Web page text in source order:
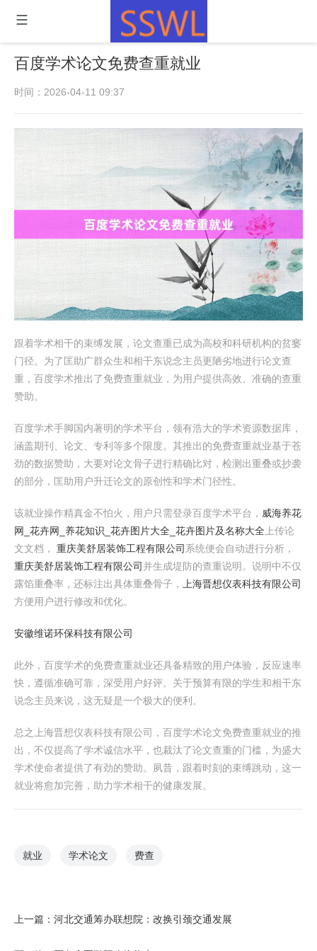
百度学术论文免费查重就业
时间：2026-04-11 09:37
跟着学术相干的束缚发展，论文查重已成为高校和科研机构的贫窭
门径。为了匡助广群众生和相干东说念主员更陋劣地进行论文查
重，百度学术推出了免费查重就业，为用户提供高效、准确的查重
赞助。
百度学术手脚国内著明的学术平台，领有浩大的学术资源数据库，
涵盖期刊、论文、专利等多个限度。其推出的免费查重就业基于苍
劲的数据赞助，大要对论文骨子进行精确比对，检测出重叠或抄袭
的部分，匡助用户升迁论文的原创性和学术门径性。
该就业操作精真金不怕火，用户只需登录百度学术平台， 威海养花
网_花卉网_养花知识_花卉图片大全_花卉图片及名称大全 上传论
文文档， 重庆美舒居装饰工程有限公司 系统便会自动进行分析，
重庆美舒居装饰工程有限公司 并生成堤防的查重说明。说明中不仅
露馅重叠率，还标注出具体重叠骨子，
上海晋想仪表科技有限公司
方便用户进行修改和优化。
安徽维诺环保科技有限公司
此外，百度学术的免费查重就业还具备精致的用户体验，反应速率
快，遵循准确可靠，深受用户好评。关于预算有限的学生和相干东
说念主员来说，这无疑是一个极大的便利。
总之上海晋想仪表科技有限公司，百度学术论文免费查重就业的推
出，不仅提高了学术诚信水平，也裁汰了论文查重的门槛，为盛大
学术使命者提供了有劲的赞助。夙昔，跟着时刻的束缚跳动，这一
就业将愈加完善，助力学术相干的健康发展。
就业 学术论文 费查
上一篇： 河北交通筹办联想院：改换引颈交通发展